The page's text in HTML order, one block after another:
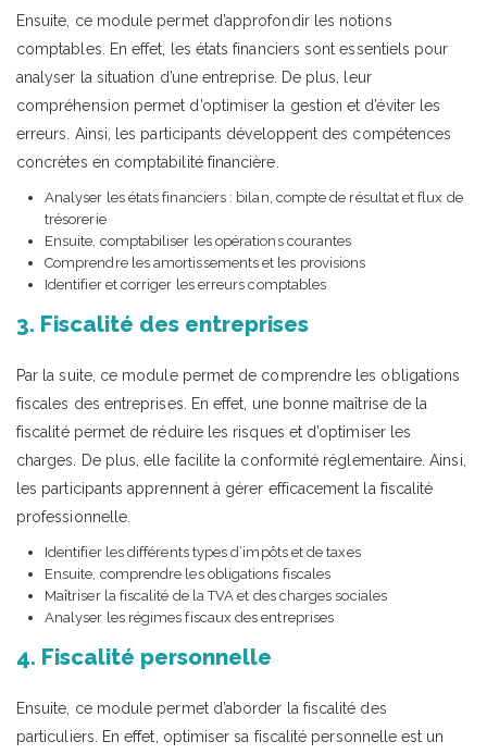
Ensuite, ce module permet d’approfondir les notions
comptables. En effet, les états financiers sont essentiels pour
analyser la situation d’une entreprise. De plus, leur
compréhension permet d’optimiser la gestion et d’éviter les
erreurs. Ainsi, les participants développent des compétences
concrètes en comptabilité financière.
Analyser les états financiers : bilan, compte de résultat et flux de
trésorerie
Ensuite, comptabiliser les opérations courantes
Comprendre les amortissements et les provisions
Identifier et corriger les erreurs comptables
3. Fiscalité des entreprises
Par la suite, ce module permet de comprendre les obligations
fiscales des entreprises. En effet, une bonne maîtrise de la
fiscalité permet de réduire les risques et d’optimiser les
charges. De plus, elle facilite la conformité réglementaire. Ainsi,
les participants apprennent à gérer efficacement la fiscalité
professionnelle.
Identifier les différents types d’impôts et de taxes
Ensuite, comprendre les obligations fiscales
Maîtriser la fiscalité de la TVA et des charges sociales
Analyser les régimes fiscaux des entreprises
4. Fiscalité personnelle
Ensuite, ce module permet d’aborder la fiscalité des
particuliers. En effet, optimiser sa fiscalité personnelle est un